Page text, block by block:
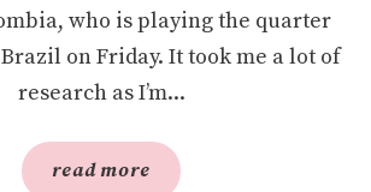
who is playing the quarter
on Friday. It took me a lot of
research as I’m...
read more